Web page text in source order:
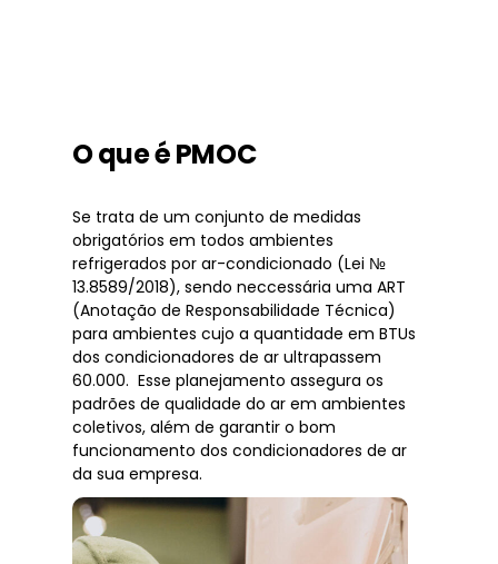
O que é PMOC
Se trata de um conjunto de medidas
obrigatórios em todos ambientes
refrigerados por ar-condicionado (Lei №
13.8589/2018), sendo neccessária uma ART
(Anotação de Responsabilidade Técnica)
para ambientes cujo a quantidade em BTUs
dos condicionadores de ar ultrapassem
60.000. Esse planejamento assegura os
padrões de qualidade do ar em ambientes
coletivos, além de garantir o bom
funcionamento dos condicionadores de ar
da sua empresa.